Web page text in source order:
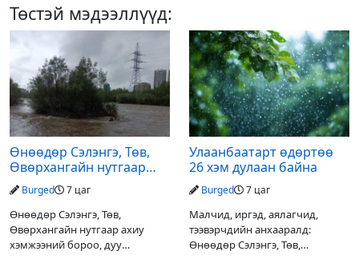
Төстэй мэдээллүүд:
Өнөөдөр Сэлэнгэ, Төв,
Өвөрхангайн нутгаар
аадар орж, үерлэх
аюултайг анхааруулав
Burged 7 цаг
Өнөөдөр Сэлэнгэ, Төв,
Өвөрхангайн нутгаар ахиу
хэмжээний бороо, дуу
Улаанбаатарт өдөртөө
26 хэм дулаан байна
Burged 7 цаг
Малчид, иргэд, аялагчид,
тээвэрчдийн анхааралд:
Өнөөдөр Сэлэнгэ, Төв,